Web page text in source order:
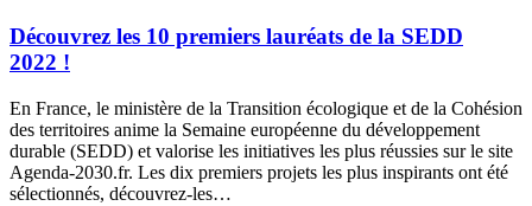
Découvrez les 10 premiers lauréats de la SEDD
2022 !
En France, le ministère de la Transition écologique et de la Cohésion
des territoires anime la Semaine européenne du développement
durable (SEDD) et valorise les initiatives les plus réussies sur le site
Agenda-2030.fr. Les dix premiers projets les plus inspirants ont été
sélectionnés, découvrez-les…